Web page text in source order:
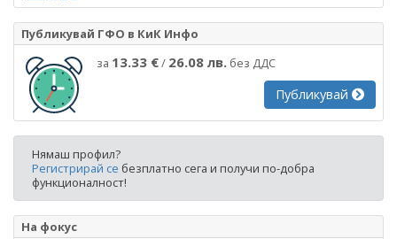
Публикувай ГФО в КиК Инфо
за 13.33 €/ 26.08 лв. без ДДС
Публикувай
Нямаш профил?
Регистрирай се безплатно сега и получи по-добра
функционалност!
На фокус